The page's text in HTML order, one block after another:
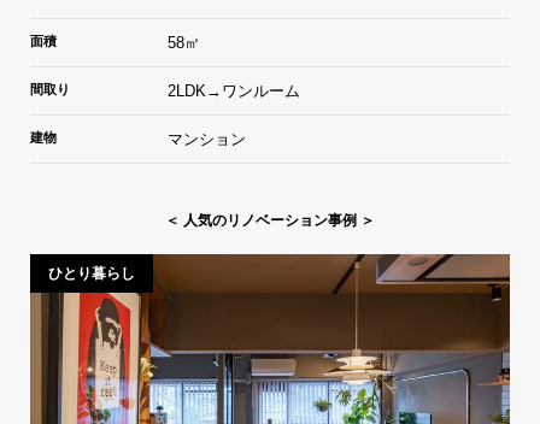
面積 58㎡
間取り 2LDK→ワンルーム
建物 マンション
＜ 人気のリノベーション事例 ＞
ひとり暮らし